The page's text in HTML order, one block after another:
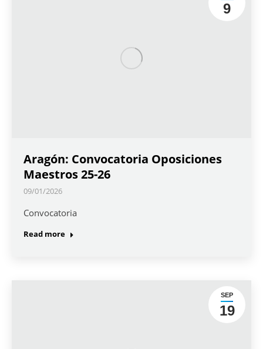
9
Aragón: Convocatoria Oposiciones
Maestros 25-26
09/01/2026
Convocatoria
Read more
SEP
19